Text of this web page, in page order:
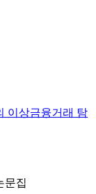
이상금융거래 탐
문집